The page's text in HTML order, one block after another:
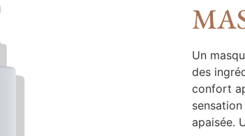
Un
des
confort
apaisée.